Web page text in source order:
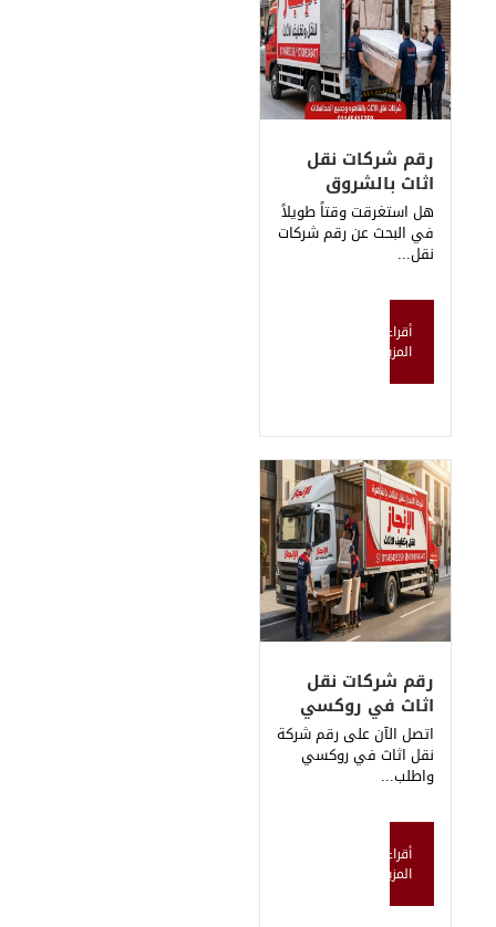
نقل
وقتاً طويلاً
رقم شركات
نقل
روكسي
على رقم شركة
في روكسي